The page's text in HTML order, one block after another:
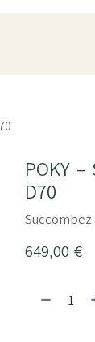
POKY -
D70
Succombez
649,00 €